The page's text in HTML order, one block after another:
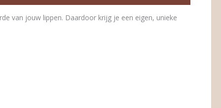
van jouw lippen. Daardoor krijg je een eigen, unieke